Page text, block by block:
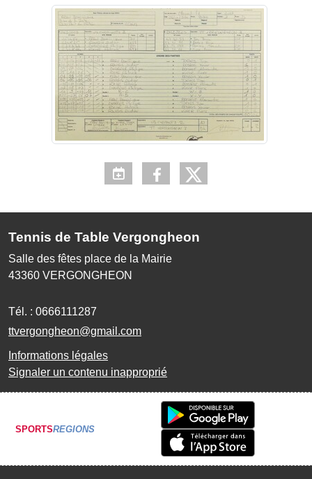
Tennis de Table Vergongheon
Salle des fêtes place de la Mairie
43360 VERGONGHEON
Tél. : 0666111287
ttvergongheon@gmail.com
Informations légales
Signaler un contenu inapproprié
SPORTSREGIONS